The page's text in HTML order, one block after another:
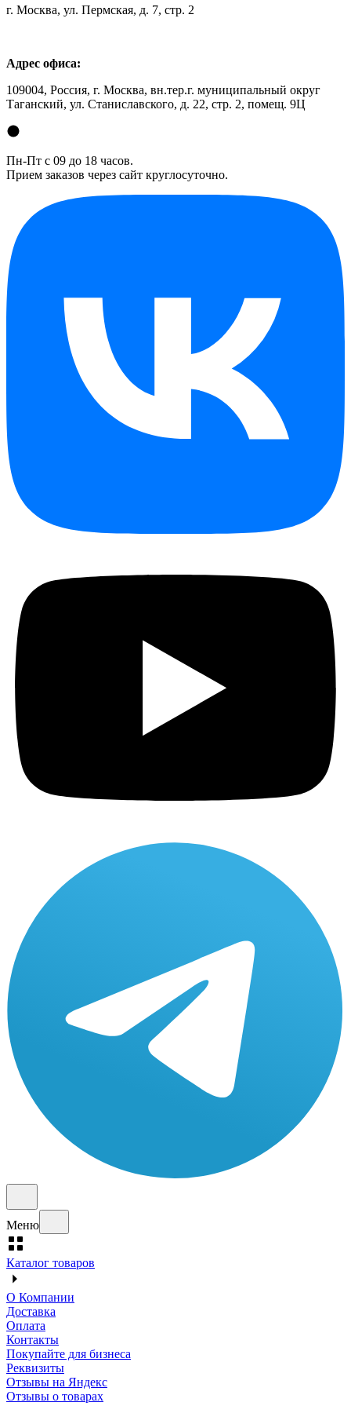
г. Москва, ул. Пермская, д. 7, стр. 2
Адрес офиса:
109004, Россия, г. Москва, вн.тер.г. муниципальный округ
Таганский, ул. Станиславского, д. 22, стр. 2, помещ. 9Ц
Пн-Пт с 09 до 18 часов.
Прием заказов через сайт круглосуточно.
Меню
Каталог товаров
О Компании
Доставка
Оплата
Контакты
Покупайте для бизнеса
Реквизиты
Отзывы на Яндекс
Отзывы о товарах